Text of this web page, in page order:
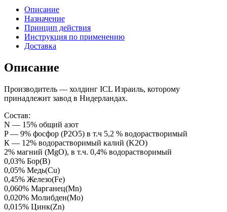
Описание
Назначение
Принцип действия
Инструкция по применению
Доставка
Описание
Производитель — холдинг ICL Израиль, которому
принадлежит завод в Нидерландах.
Состав:
N — 15% общий азот
P — 9% фосфор (P2O5) в т.ч 5,2 % водорастворимый
К — 12% водорастворимый калий (K2O)
2% магний (MgO), в т.ч. 0,4% водорастворимый
0,03% Бор(B)
0,05% Медь(Cu)
0,45% Железо(Fe)
0,060% Марганец(Mn)
0,020% Молибден(Mo)
0,015% Цинк(Zn)